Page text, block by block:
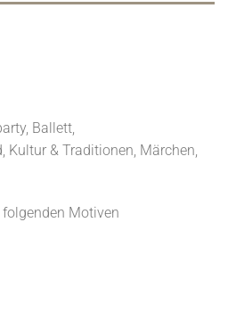
Ballett,
& Traditionen, Märchen,
Motiven